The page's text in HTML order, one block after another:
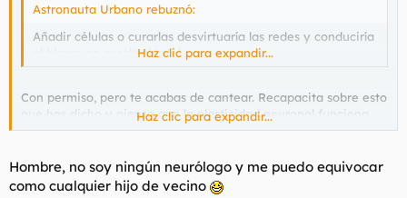
Astronauta Urbano rebuznó:
Añadir células o curarlas desvirtuaría las redes y conduciría
al blanqueo cerebral total.Haz clic para expandir...
Con permiso, pero te acabas de cantear. Recapacita sobre esto
que has dicho y piensa que la plasticidad neuronal funciona
hasta con los electrodos de cobre en el cortex de un mono que
Haz clic para expandir...
Hombre, no soy ningún neurólogo y me puedo equivocar
como cualquier hijo de vecino